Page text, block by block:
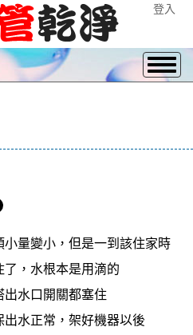
登入
量變小，但是一到該住家時
，水根本是用滴的
水口開關都塞住
水正常，架好機器以後